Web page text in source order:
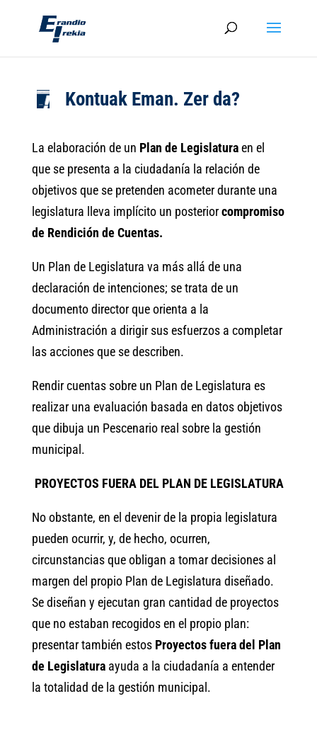
Kontuak Eman. Zer da?
La elaboración de un Plan de Legislaturaen el
que se presenta a la ciudadanía la relación de
objetivos que se pretenden acometer durante una
legislatura lleva implícito un posteriorcompromiso
de Rendición de Cuentas.
Un Plan de Legislatura va más allá de una
declaración de intenciones; se trata de un
documento director que orienta a la
Administración a dirigir sus esfuerzos a completar
las acciones que se describen.
Rendir cuentas sobre un Plan de Legislatura es
realizar una evaluación basada en datos objetivos
que dibuja un Pescenario real sobre la gestión
municipal.
PROYECTOS FUERA DEL PLAN DE LEGISLATURA
No obstante, en el devenir de la propia legislatura
pueden ocurrir, y, de hecho, ocurren,
circunstancias que obligan a tomar decisiones al
margen del propio Plan de Legislatura diseñado.
Se diseñan y ejecutan gran cantidad de proyectos
que no estaban recogidos en el propio plan:
presentar también estos Proyectos fuera del Plan
de Legislaturaayuda a la ciudadanía a entender
la totalidad de la gestión municipal.